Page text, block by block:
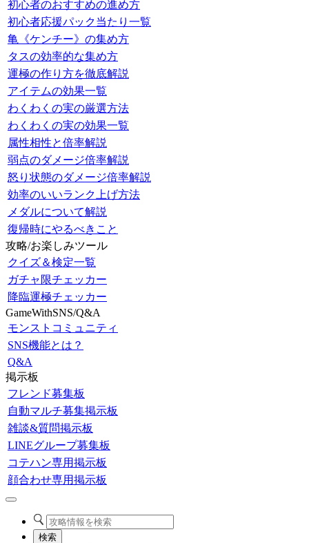
初心者のおすすめの進め方
初心者応援パック当たり一覧
亀《ケンチー》の集め方
タスの効率的な集め方
運極の作り方を徹底解説
アイテムの効果一覧
わくわくの実の厳選方法
わくわくの実の効果一覧
属性相性と倍率解説
弱点のダメージ倍率解説
怒り状態のダメージ倍率解説
効率のいいランク上げ方法
メダルについて解説
復帰時にやるべきこと
攻略/お楽しみツール
クイズ＆検定一覧
ガチャ限チェッカー
降臨運極チェッカー
GameWithSNS/Q&A
モンストコミュニティ
SNS機能とは？
Q&A
掲示板
フレンド募集板
自動マルチ募集掲示板
雑談&質問掲示板
LINEグループ募集板
コテハン専用掲示板
顔合わせ専用掲示板
検索